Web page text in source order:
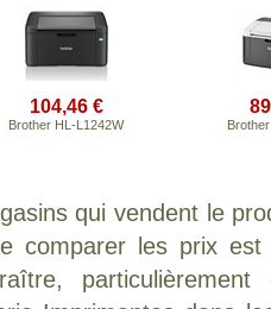
104,46 €
Brother HL-L1242W
qui vendent le
comparer les prix